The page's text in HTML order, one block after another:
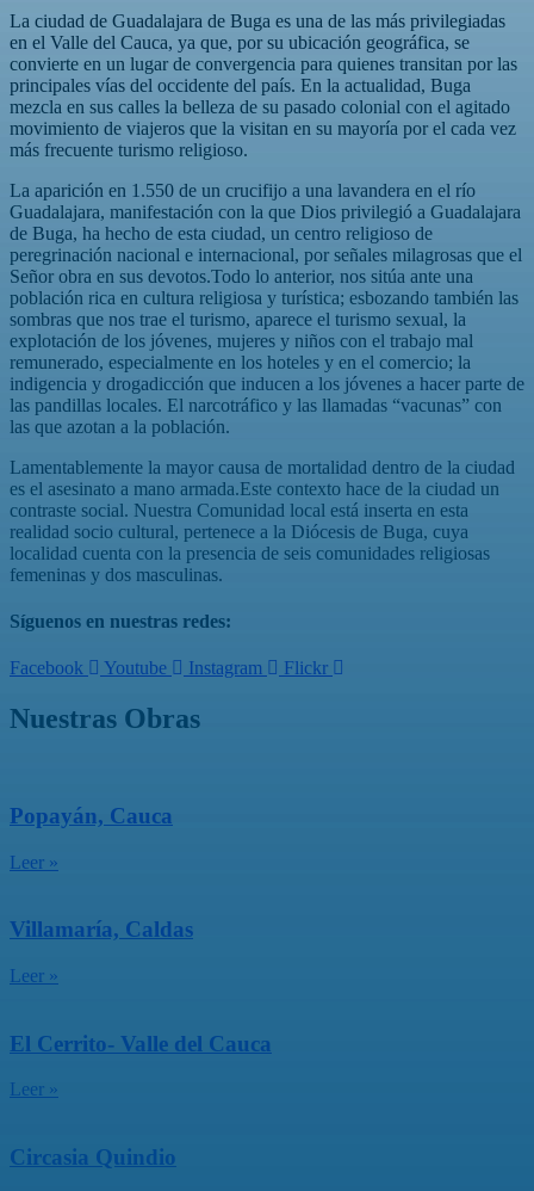
La ciudad de Guadalajara de Buga es una de las más privilegiadas
en el Valle del Cauca, ya que, por su ubicación geográfica, se
convierte en un lugar de convergencia para quienes transitan por las
principales vías del occidente del país. En la actualidad, Buga
mezcla en sus calles la belleza de su pasado colonial con el agitado
movimiento de viajeros que la visitan en su mayoría por el cada vez
más frecuente turismo religioso.
La aparición en 1.550 de un crucifijo a una lavandera en el río
Guadalajara, manifestación con la que Dios privilegió a Guadalajara
de Buga, ha hecho de esta ciudad, un centro religioso de
peregrinación nacional e internacional, por señales milagrosas que el
Señor obra en sus devotos.Todo lo anterior, nos sitúa ante una
población rica en cultura religiosa y turística; esbozando también las
sombras que nos trae el turismo, aparece el turismo sexual, la
explotación de los jóvenes, mujeres y niños con el trabajo mal
remunerado, especialmente en los hoteles y en el comercio; la
indigencia y drogadicción que inducen a los jóvenes a hacer parte de
las pandillas locales. El narcotráfico y las llamadas “vacunas” con
las que azotan a la población.
Lamentablemente la mayor causa de mortalidad dentro de la ciudad
es el asesinato a mano armada.Este contexto hace de la ciudad un
contraste social. Nuestra Comunidad local está inserta en esta
realidad socio cultural, pertenece a la Diócesis de Buga, cuya
localidad cuenta con la presencia de seis comunidades religiosas
femeninas y dos masculinas.
Síguenos en nuestras redes:
Facebook Youtube Instagram Flickr
Nuestras Obras
Popayán, Cauca
Leer »
Villamaría, Caldas
Leer »
El Cerrito- Valle del Cauca
Leer »
Circasia Quindio